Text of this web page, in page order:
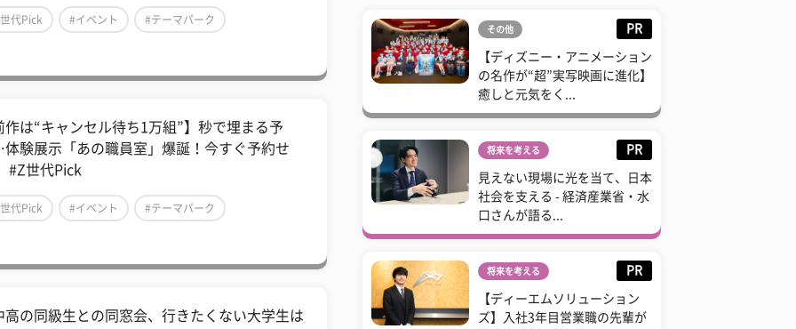
代Pick #イベント #テーマパーク
作は“キャンセル待ち1万組”】秒で埋まる予
験展示「あの職員室」爆誕！今すぐ予約せ
#Z世代Pick
代Pick #イベント #テーマパーク
高の同級生との同窓会、行きたくない大学生は
その他 PR
【ディズニー・アニメーション
の名作が“超”実写映画に進化】
癒しと元気をく...
将来を考える PR
見えない現場に光を当て、日本
社会を支える - 経済産業省・水
口さんが語る...
将来を考える PR
【ディーエムソリューション
ズ】入社3年目営業職の先輩が